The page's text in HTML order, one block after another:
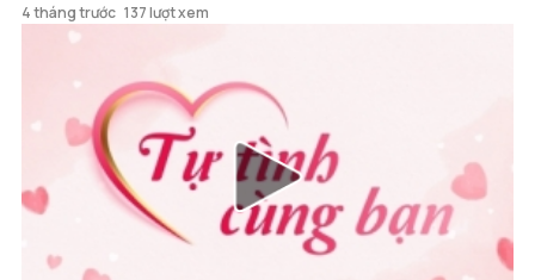
4 tháng trước 137 lượt xem